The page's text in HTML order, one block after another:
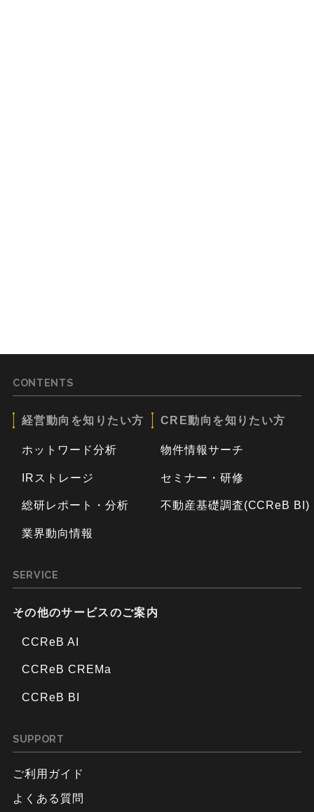
CONTENTS
経営動向を知りたい方
ホットワード分析
IRストレージ
総研レポート・分析
業界動向情報
CRE動向を知りたい方
物件情報サーチ
セミナー・研修
不動産基礎調査(CCReB BI)
SERVICE
その他のサービスのご案内
CCReB AI
CCReB CREMa
CCReB BI
SUPPORT
ご利用ガイド
よくある質問